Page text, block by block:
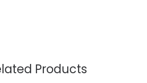
Products